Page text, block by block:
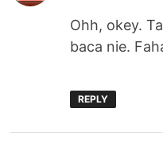
Ohh, okey.
baca nie.
REPLY